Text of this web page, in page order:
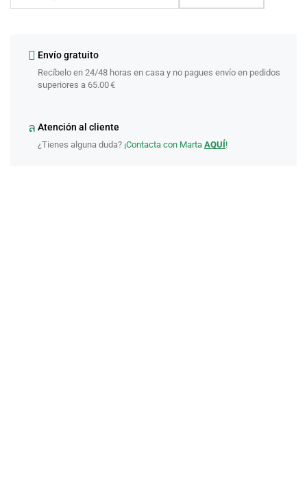
Envío gratuito
Recíbelo en 24/48 horas en casa y no pagues envío en pedidos
superiores a 65.00 €
Atención al cliente
¿Tienes alguna duda? ¡Contacta con Marta AQUÍ!